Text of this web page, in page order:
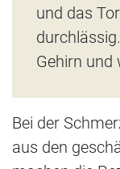
und das
Gehirn und
Bei der
aus den